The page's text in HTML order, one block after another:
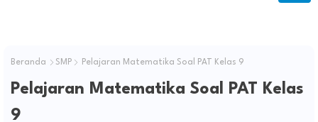
Beranda SMP Pelajaran Matematika Soal PAT Kelas 9
Pelajaran Matematika Soal PAT Kelas
9